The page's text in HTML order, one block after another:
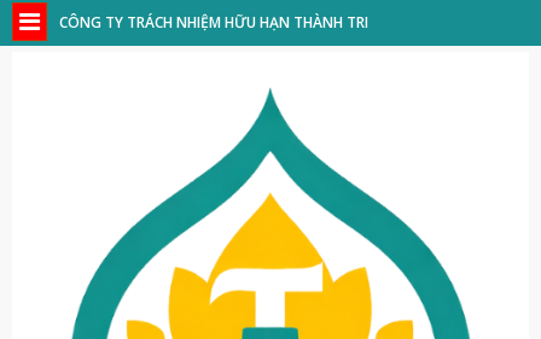
CÔNG TY TRÁCH NHIỆM HỮU HẠN THÀNH TRI